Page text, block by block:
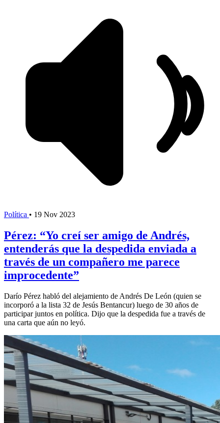
Política • 19 Nov 2023
Pérez: “Yo creí ser amigo de Andrés,
entenderás que la despedida enviada a
través de un compañero me parece
improcedente”
Darío Pérez habló del alejamiento de Andrés De León (quien se
incorporó a la lista 32 de Jesús Bentancur) luego de 30 años de
participar juntos en política. Dijo que la despedida fue a través de
una carta que aún no leyó.